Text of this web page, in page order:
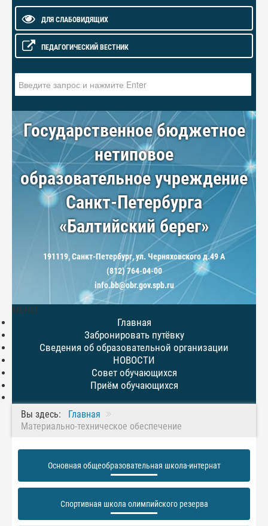
ДЛЯ СЛАБОВИДЯЩИХ
ПЕДАГОГИЧЕСКИЙ ВЕСТНИК
Государственное бюджетное
нетиповое
образовательное учреждение
Санкт-Петербурга
«Балтийский берег»
191119, Санкт-Петербург, ул. Черняховского д.49 А
(812) 764-04-00
info.bb@obr.gov.spb.ru
МЕНЮ
Главная
Забронировать путёвку
Сведения об образовательной организации
НОВОСТИ
Совет обучающихся
Приём обучающихся
Вы здесь:
Главная
Материально-техническое обеспечение
Основная общеобразовательная школа-интернат
Спортивная школа олимпийского резерва